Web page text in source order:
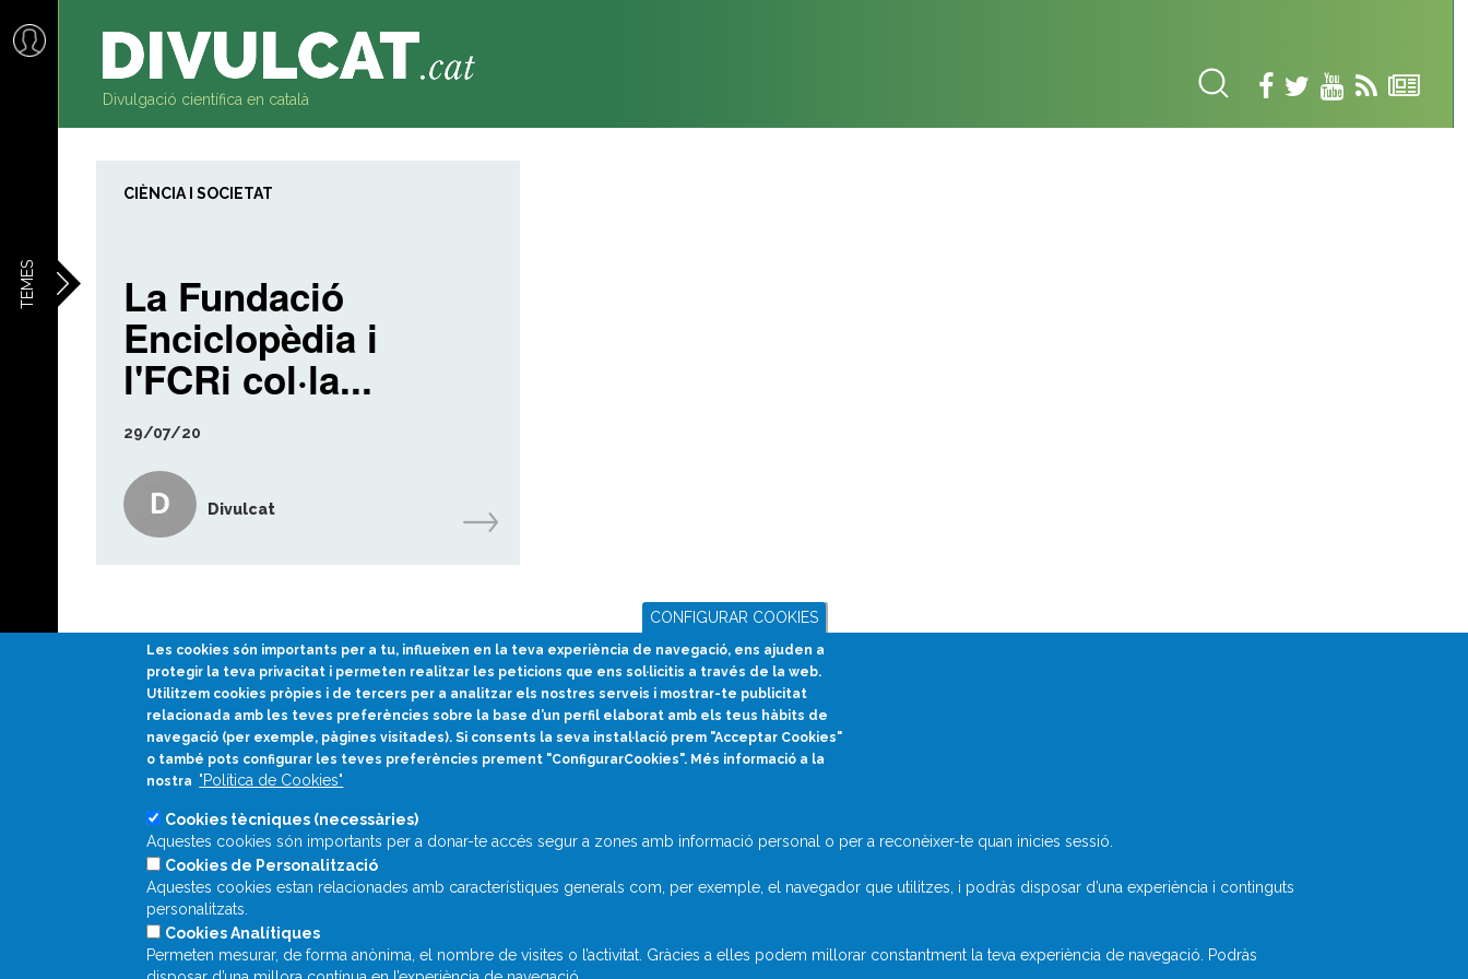
contingut
TEMES
Divulgació científica en català
CIÈNCIA I SOCIETAT
La Fundació
Enciclopèdia i
l'FCRi col·la...
29/07/20
Divulcat
Divulgació científica
en català
divulcat@divulcat.cat
(+34) 934 120 030
CONFIGURAR COOKIES
Les cookies són importants per a tu, influeixen en la teva experiència de navegació, ens ajuden a
protegir la teva privacitat i permeten realitzar les peticions que ens sol·licitis a través de la web.
Utilitzem cookies pròpies i de tercers per a analitzar els nostres serveis i mostrar-te publicitat
relacionada amb les teves preferències sobre la base d’un perfil elaborat amb els teus hàbits de
navegació (per exemple, pàgines visitades). Si consents la seva instal·lació prem "Acceptar Cookies"
o també pots configurar les teves preferències prement "ConfigurarCookies". Més informació a la
nostra "Política de Cookies"
Cookies tècniques (necessàries)
Aquestes cookies són importants per a donar-te accés segur a zones amb informació personal o per a reconèixer-te quan inicies sessió.
Cookies de Personalització
Aquestes cookies estan relacionades amb característiques generals com, per exemple, el navegador que utilitzes, i podràs disposar d’una experiència i continguts
personalitzats.
Cookies Analítiques
Permeten mesurar, de forma anònima, el nombre de visites o l’activitat. Gràcies a elles podem millorar constantment la teva experiència de navegació. Podràs